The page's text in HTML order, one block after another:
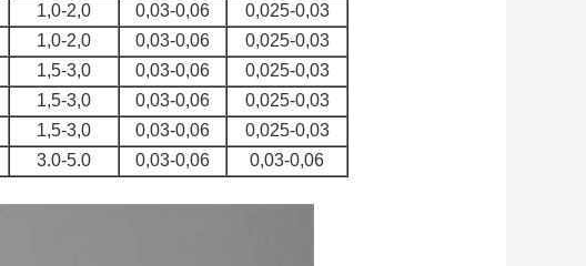
1,0-2,0 0,03-0,06
0,025-0,03
1,0-2,0 0,03-0,06 0,025-0,03
1,5-3,0 0,03-0,06
0,025-0,03
1,5-3,0 0,03-0,06
0,025-0,03
1,5-3,0 0,03-0,06
0,025-0,03
3.0-5.0 0,03-0,06 0,03-0,06